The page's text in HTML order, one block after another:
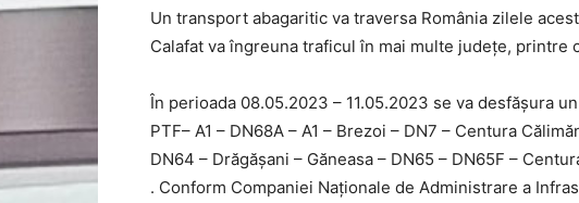
Un transport abagaritic va traversa România zilele
Calafat va îngreuna traficul în mai multe judeţe, printre
În perioada 08.05.2023 – 11.05.2023 se va desfășura
PTF– A1 – DN68A – A1 – Brezoi – DN7 – Centura
DN64 – Drăgășani – Găneasa – DN65 – DN65F –
. Conform Companiei Naţionale de Administrare a